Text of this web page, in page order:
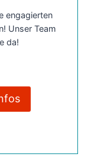
engagierten
Unser Team
da!